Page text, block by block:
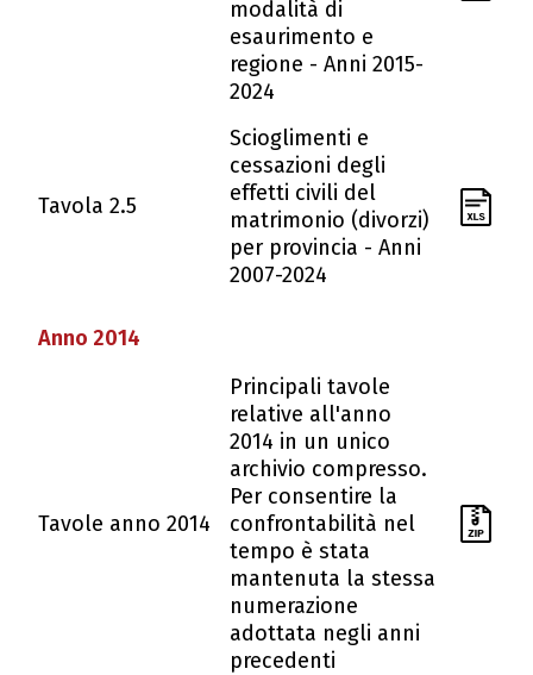
modalità di
esaurimento e
regione - Anni 2015-
2024
Tavola 2.5
Scioglimenti e
cessazioni degli
effetti civili del
matrimonio (divorzi)
per provincia - Anni
2007-2024
Anno 2014
Tavole anno 2014
Principali tavole
relative all'anno
2014 in un unico
archivio compresso.
Per consentire la
confrontabilità nel
tempo è stata
mantenuta la stessa
numerazione
adottata negli anni
precedenti